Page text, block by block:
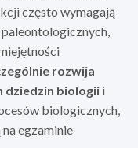
często wymagają
rozwija
dziedzin biologii i
biologicznych,
egzaminie